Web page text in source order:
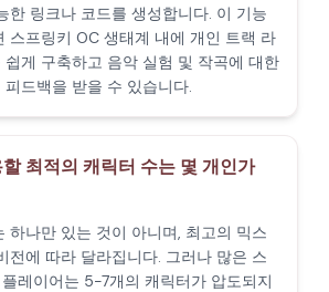
한 링크나 코드를 생성합니다. 이 기능
스프링키 OC 생태계 내에 개인 트랙 라
쉽게 구축하고 음악 실험 및 작곡에 대한
피드백을 받을 수 있습니다.
최적의 캐릭터 수는 몇 개인가
하나만 있는 것이 아니며, 최고의 믹스
전에 따라 달라집니다. 그러나 많은 스
레이어는 5-7개의 캐릭터가 압도되지